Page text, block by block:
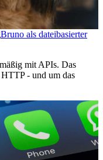
Bruno als dateibasierter
mit APIs. Das
- und um das